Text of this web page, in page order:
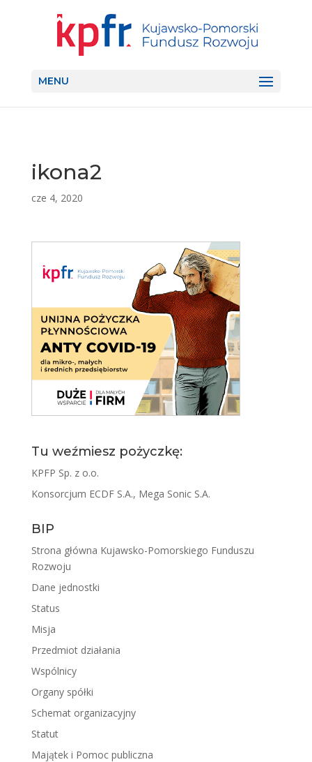
MENU
ikona2
cze 4, 2020
Tu weźmiesz pożyczkę:
KPFP Sp. z o.o.
Konsorcjum ECDF S.A., Mega Sonic S.A.
BIP
Strona główna Kujawsko-Pomorskiego Funduszu
Rozwoju
Dane jednostki
Status
Misja
Przedmiot działania
Wspólnicy
Organy spółki
Schemat organizacyjny
Statut
Majątek i Pomoc publiczna